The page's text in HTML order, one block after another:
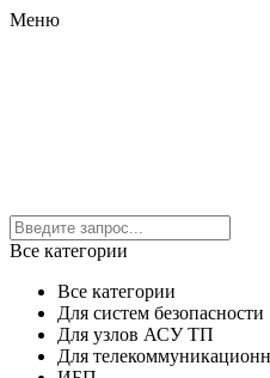
Меню
Все категории
Все категории
Для систем безопасности
Для узлов АСУ ТП
Для